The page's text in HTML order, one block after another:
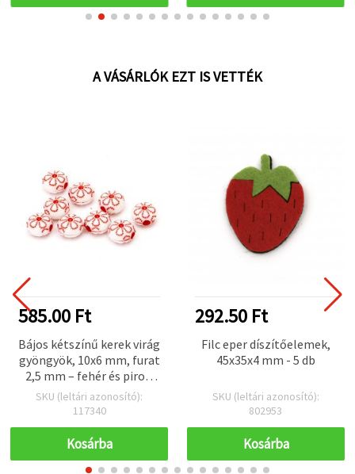
A VÁSÁRLÓK EZT IS VETTÉK
585.00 Ft
Bájos kétszínű kerek virág
gyöngyök, 10x6 mm, furat
2,5 mm – fehér és piros,
50 g (kb. 140 db) –
tökéletes egyedi DIY
SKU (leltári azonosító):
117340
Kosárba
292.50 Ft
Filc eper díszítőelemek,
45x35x4 mm - 5 db
SKU (leltári azonosító):
802953
Kosárba